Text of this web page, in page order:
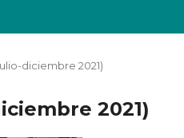
diciembre 2021)
2021)